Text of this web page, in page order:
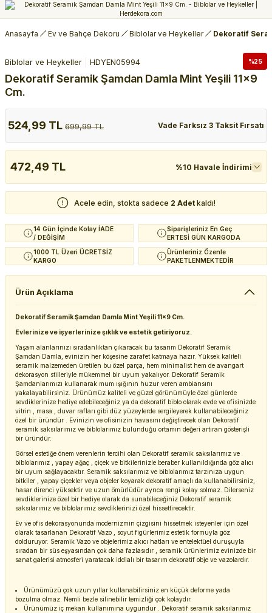
Anasayfa Ev ve Bahçe Dekoru Biblolar ve Heykeller Dekoratif
%25
Biblolar ve Heykeller HDYEN05994
Dekoratif Seramik Şamdan Damla Mint Yeşili 11x9
Cm.
524,99 TL 699,99 TL Vade Farksız 3 Taksit Fırsatı
472,49 TL %10 Havale İndirimi
Acele edin, stokta sadece 2 Adet kaldı!
14 Gün İçinde Kolay İADE
/ DEĞİŞİM
Siparişleriniz En Geç
ERTESİ GÜN KARGODA
1000 TL Üzeri ÜCRETSİZ
KARGO
Ürünleriniz Özenle
PAKETLENMEKTEDİR
Ürün Açıklama
Dekoratif Seramik Şamdan Damla Mint Yeşili 11x9 Cm.
Evlerinize ve işyerlerinize şıklık ve estetik getiriyoruz.
Yaşam alanlarınızı sıradanlıktan çıkaracak bu tasarım Dekoratif Seramik
Şamdan Damla, evinizin her köşesine zarafet katmaya hazır. Yüksek kaliteli
seramik malzemeden üretilen bu özel parça, hem minimalist hem de avangart
dekorasyon stilleriyle mükemmel bir uyum yakalıyor. Dekoratif Seramik
Şamdanlarımızı kullanarak mum ışığının huzur veren ambiansını
yakalayabilirsiniz. Ürünümüz kaliteli ve güzel görünümüyle özel günlerde
sevdiklerinize hediye edebileceğiniz ya da dekoratif biblo olarak evde ve ofisinizde
vitrin , masa , duvar rafları gibi düz yüzeylerde sergileyerek kullanabileceğiniz
özel bir üründür . Evinizin ve ofisinizin havasını değiştirecek olan Dekoratif
seramik saksılarımız ve biblolarımız bulunduğu ortamın değeri artıran gösterişli
bir üründür.
Görsel estetiğe önem verenlerin tercihi olan Dekoratif seramik saksılarımız ve
biblolarımız , yapay ağaç , çiçek ve bitkilerinizle beraber kullanıldığında göz alıcı
bir uyum sağlayacaktır. Seramik saksılarımız ve biblolarımız tarzınıza uygun
bitkiler , yapay çiçekler veya objeler koyarak dekoratif amaçlı da kullanabilirsiniz,
hasar direnci yüksektir ve uzun ömürlüdür ayrıca rengi kolay solmaz. Dilerseniz
sevdiklerinize özel bir hediye olarak da sunabileceğiniz Dekoratif seramik
saksılarımız ve biblolarımız sevdiklerinizi özel hissettirecektir.
Ev ve ofis dekorasyonunda modernizmin çizgisini hissetmek isteyenler için özel
olarak tasarlanan Dekoratif Vazo , soyut figürlerimiz estetik formuyla göz
dolduruyor. Seramik Vazo ve objelerimiz akıcı hatları ve entelektüel duruşuyla
sıradan bir süs eşyasından çok daha fazlasıdır , seramik ürünlerimiz evinizde bir
sanat galerisi atmosferi yaratacak iddialı bir tasarım dekoratif obje ve vazolardır.
Ürünümüzü çok uzun yıllar kullanabilirsiniz en küçük deforme yada
bozulma olmaz. Nemli bezle silinebilir temizliği çok kolaydır.
Ürünümüz iç mekan kullanımına uygundur . Dekoratif seramik saksılarımız